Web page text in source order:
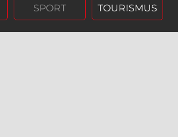
SPORT TOURISMUS